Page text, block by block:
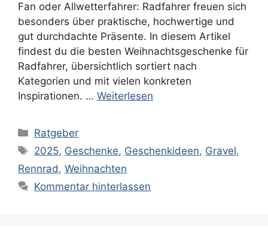
Fan oder Allwetterfahrer: Radfahrer freuen sich
besonders über praktische, hochwertige und
gut durchdachte Präsente. In diesem Artikel
findest du die besten Weihnachtsgeschenke für
Radfahrer, übersichtlich sortiert nach
Kategorien und mit vielen konkreten
Inspirationen. … Weiterlesen
Kategorien
Ratgeber
Schlagwörter
2025, Geschenke, Geschenkideen, Gravel,
Rennrad, Weihnachten
Kommentar hinterlassen